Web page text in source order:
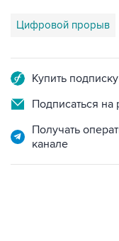
Цифровой прорыв
Купить
Подписаться на
Получать
канале